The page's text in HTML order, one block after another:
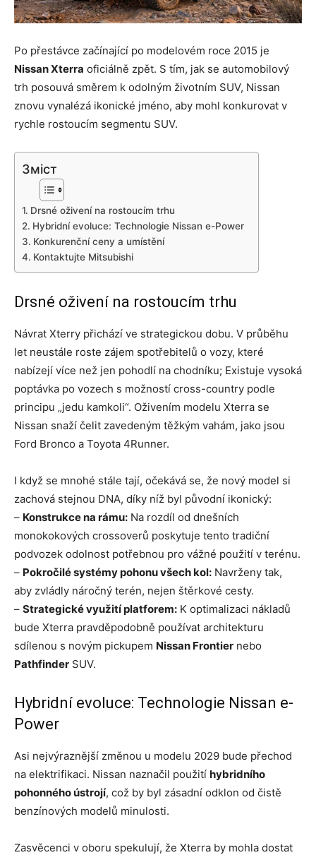
Po přestávce začínající po modelovém roce 2015 je
Nissan Xterra oficiálně zpět. S tím, jak se automobilový
trh posouvá směrem k odolným životním SUV, Nissan
znovu vynalézá ikonické jméno, aby mohl konkurovat v
rychle rostoucím segmentu SUV.
Зміст
Drsné oživení na rostoucím trhu
Hybridní evoluce: Technologie Nissan e-Power
Konkurenční ceny a umístění
Kontaktujte Mitsubishi
Drsné oživení na rostoucím trhu
Návrat Xterry přichází ve strategickou dobu. V průběhu
let neustále roste zájem spotřebitelů o vozy, které
nabízejí více než jen pohodlí na chodníku; Existuje vysoká
poptávka po vozech s možností cross-country podle
principu „jedu kamkoli“. Oživením modelu Xterra se
Nissan snaží čelit zavedeným těžkým vahám, jako jsou
Ford Bronco a Toyota 4Runner.
I když se mnohé stále tají, očekává se, že nový model si
zachová stejnou DNA, díky níž byl původní ikonický:
– Konstrukce na rámu: Na rozdíl od dnešních
monokokových crossoverů poskytuje tento tradiční
podvozek odolnost potřebnou pro vážné použití v terénu.
– Pokročilé systémy pohonu všech kol: Navrženy tak,
aby zvládly náročný terén, nejen štěrkové cesty.
– Strategické využití platforem: K optimalizaci nákladů
bude Xterra pravděpodobně používat architekturu
sdílenou s novým pickupem Nissan Frontier nebo
Pathfinder SUV.
Hybridní evoluce: Technologie Nissan e-
Power
Asi nejvýraznější změnou u modelu 2029 bude přechod
na elektrifikaci. Nissan naznačil použití hybridního
pohonného ústrojí, což by byl zásadní odklon od čistě
benzínových modelů minulosti.
Zasvěcenci v oboru spekulují, že Xterra by mohla dostat